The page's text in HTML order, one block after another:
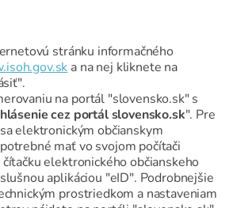
stránku informačného
a na nej kliknete na
na portál "slovensko.sk" s
cez portál slovensko.sk". Pre
elektronickým občianskym
mať vo svojom počítači
elektronického občianskeho
aplikáciou "eID". Podrobnejšie
prostriedkom a nastaveniam